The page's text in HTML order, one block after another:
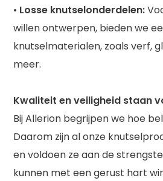
• Losse knutselonderdelen:
willen ontwerpen, bieden we
knutselmaterialen, zoals verf,
meer.
Kwaliteit en veiligheid staan
Bij Allerion begrijpen we hoe
Daarom zijn al onze
en voldoen ze aan de
kunnen met een gerust hart